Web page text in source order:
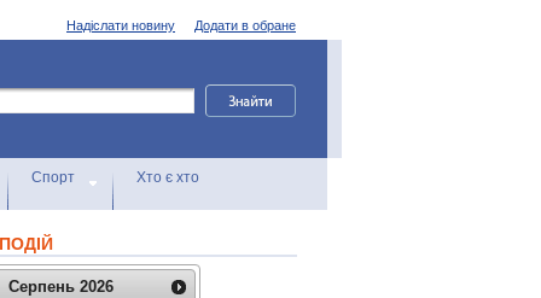
Додати в обране
Надіслати новину
Спорт Хто є хто
Серпень 2026